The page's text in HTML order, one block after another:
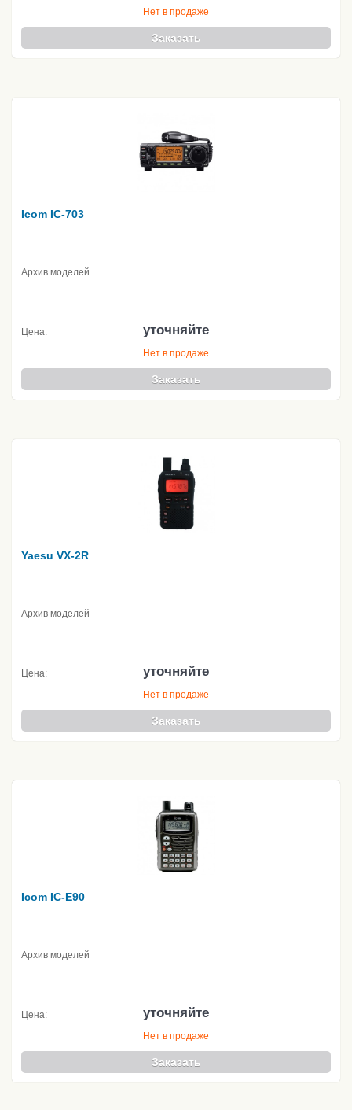
Нет в продаже
Заказать
Icom IC-703
Архив моделей
Цена: уточняйте
Нет в продаже
Заказать
Yaesu VX-2R
Архив моделей
Цена: уточняйте
Нет в продаже
Заказать
Icom IC-E90
Архив моделей
Цена: уточняйте
Нет в продаже
Заказать